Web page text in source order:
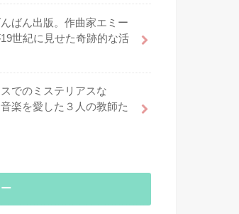
ばん出版。作曲家エミー
世紀に見せた奇跡的な活
でのミステリアスな
音楽を愛した３人の教師た